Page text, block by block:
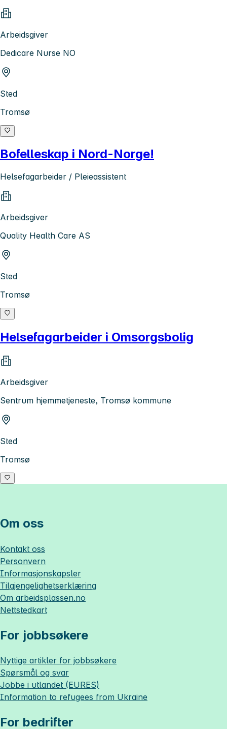
Arbeidsgiver
Dedicare Nurse NO
Sted
Tromsø
Bofelleskap i Nord-Norge!
Helsefagarbeider / Pleieassistent
Arbeidsgiver
Quality Health Care AS
Sted
Tromsø
Helsefagarbeider i Omsorgsbolig
Arbeidsgiver
Sentrum hjemmetjeneste, Tromsø kommune
Sted
Tromsø
Om oss
Kontakt oss
Personvern
Informasjonskapsler
Tilgjengelighetserklæring
Om arbeidsplassen.no
Nettstedkart
For jobbsøkere
Nyttige artikler for jobbsøkere
Spørsmål og svar
Jobbe i utlandet (EURES)
Information to refugees from Ukraine
For bedrifter